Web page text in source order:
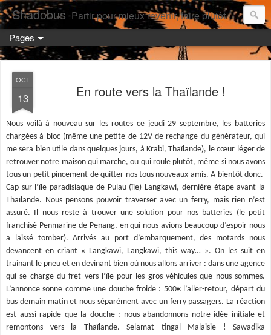
Shadobus Partir pour mieux revenir, faire plutôt qu'avoir.
Pages
OCT
13 En route vers la Thaïlande !
Nous voilà à nouveau sur les routes ce jeudi 29 septembre, les batteries
chargées à bloc (même une petite de 12V de rechange du générateur, qui
me sera bien utile dans quelques jours, à Krabi, Thaïlande), le cœur léger de
retrouver notre maison qui marche, ou qui roule plutôt, même si nous avons
tous un petit pincement de quitter nos tous nouveaux amis. A bientôt donc.
Cap sur l’île paradisiaque de Pulau (île) Langkawi, dernière étape avant la
Thaïlande. Nous pensons pouvoir traverser avec un ferry, mais rien n’est
assuré. Il nous reste à trouver une solution pour nos batteries (le petit
franchisé Penmarine de Penang, en qui nous avions beaucoup d’espoir nous
a laissé tomber). Arrivés au port d’embarquement, des motards nous
devancent en criant « Langkawi, Langkawi, this way… ». On les suit en
trainant le pneu et en devinant bien où nous allons arriver : dans une agence
qui se charge du fret vers l’île pour les gros véhicules que nous sommes.
L’annonce sonne comme une douche froide : 500€ l’aller-retour, départ du
bus demain matin et nous séparément avec un ferry passagers. La réaction
est aussi rapide que la douche : nous abandonnons notre idée initiale et
remontons vers la Thaïlande. Selamat tingal Malaisie ! Sawadika